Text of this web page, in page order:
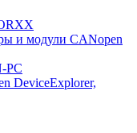
и модули CANopen
PC
DeviceExplorer,